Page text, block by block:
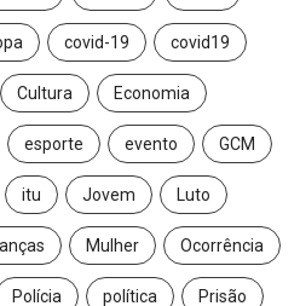
covid-19 covid19
Cultura Economia
esporte evento GCM
itu Jovem Luto
Mulher Ocorrência
Polícia política Prisão